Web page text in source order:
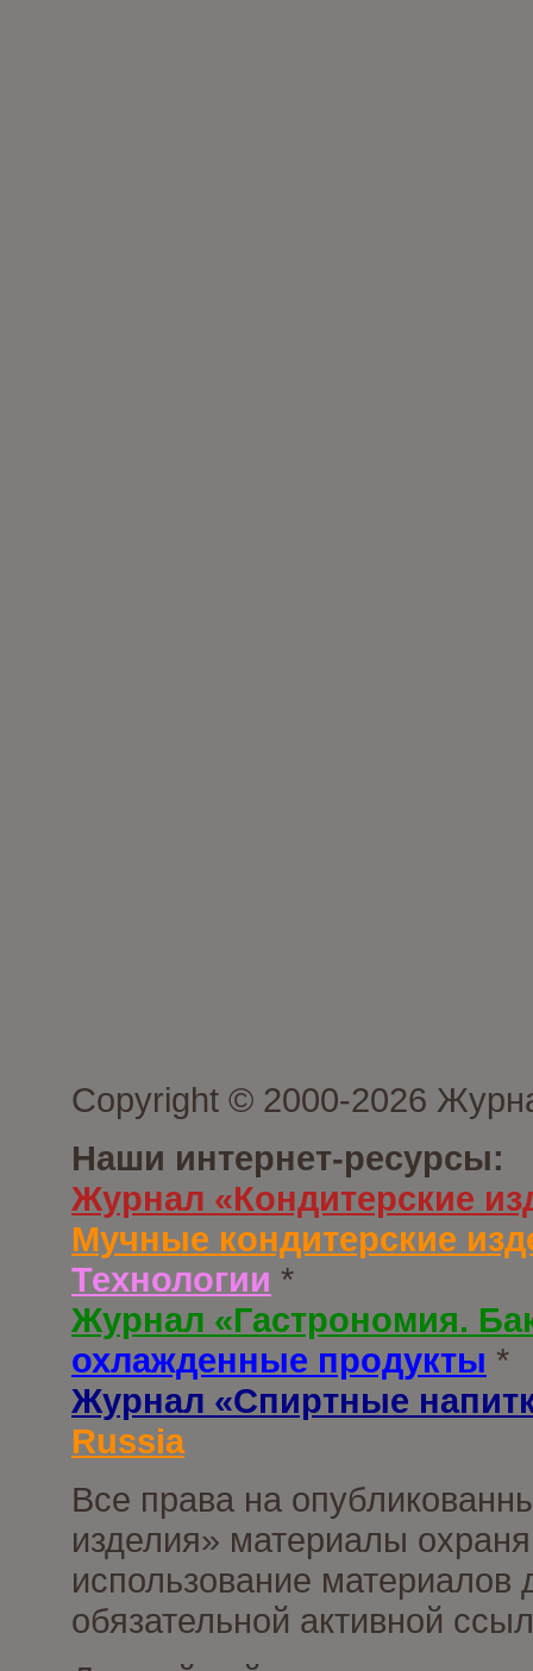
Copyright © 2000-2026
Наши интернет-ресурсы:
Журнал «Кондитерские
Мучные кондитерские
Технологии *
Журнал «Гастрономия.
охлажденные продукты *
Журнал «Спиртные
Russia
Все права на
изделия» материалы
использование материалов
обязательной активной